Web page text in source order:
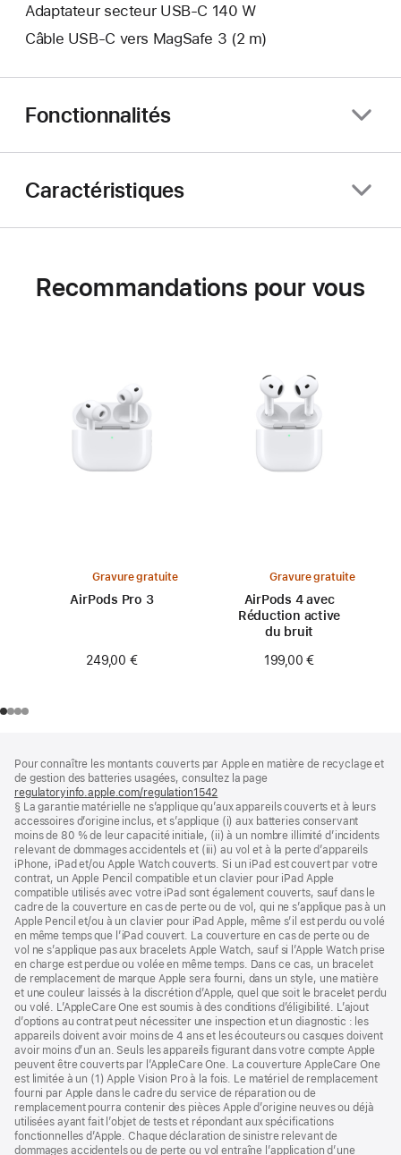
Adaptateur secteur USB-C 140 W
Câble USB-C vers MagSafe 3 (2 m)
Fonctionnalités
Caractéristiques
Recommandations pour vous
Gravure gratuite
AirPods Pro 3
249,00 €
Gravure gratuite
AirPods 4 avec
Réduction active
du bruit
199,00 €
de
page
de
bas
de
page
Pour connaître les montants couverts par Apple en matière de recyclage et
de gestion des batteries usagées, consultez la page
regulatoryinfo.apple.com/regulation1542
dans
une
nouvelle
fenêtre)
§ La garantie matérielle ne s’applique qu’aux appareils couverts et à leurs
accessoires d’origine inclus, et s’applique (i) aux batteries conservant
moins de 80 % de leur capacité initiale, (ii) à un nombre illimité d’incidents
relevant de dommages accidentels et (iii) au vol et à la perte d’appareils
iPhone, iPad et/ou Apple Watch couverts. Si un iPad est couvert par votre
contrat, un Apple Pencil compatible et un clavier pour iPad Apple
compatible utilisés avec votre iPad sont également couverts, sauf dans le
cadre de la couverture en cas de perte ou de vol, qui ne s’applique pas à un
Apple Pencil et/ou à un clavier pour iPad Apple, même s’il est perdu ou volé
en même temps que l’iPad couvert. La couverture en cas de perte ou de
vol ne s’applique pas aux bracelets Apple Watch, sauf si l’Apple Watch prise
en charge est perdue ou volée en même temps. Dans ce cas, un bracelet
de remplacement de marque Apple sera fourni, dans un style, une matière
et une couleur laissés à la discrétion d’Apple, quel que soit le bracelet perdu
ou volé. L’AppleCare One est soumis à des conditions d’éligibilité. L’ajout
d’options au contrat peut nécessiter une inspection et un diagnostic : les
appareils doivent avoir moins de 4 ans et les écouteurs ou casques doivent
avoir moins d’un an. Seuls les appareils figurant dans votre compte Apple
peuvent être couverts par l’AppleCare One. La couverture AppleCare One
est limitée à un (1) Apple Vision Pro à la fois. Le matériel de remplacement
fourni par Apple dans le cadre du service de réparation ou de
remplacement pourra contenir des pièces Apple d’origine neuves ou déjà
utilisées ayant fait l’objet de tests et répondant aux spécifications
fonctionnelles d’Apple. Chaque déclaration de sinistre relevant de
dommages accidentels ou de perte ou vol entraîne l’application d’une